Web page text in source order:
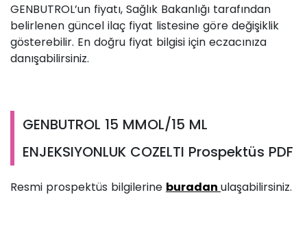
GENBUTROL’un fiyatı, Sağlık Bakanlığı tarafından
belirlenen güncel ilaç fiyat listesine göre değişiklik
gösterebilir. En doğru fiyat bilgisi için eczacınıza
danışabilirsiniz.
GENBUTROL 15 MMOL/15 ML
ENJEKSIYONLUK COZELTI Prospektüs PDF
Resmi prospektüs bilgilerine buradan ulaşabilirsiniz.